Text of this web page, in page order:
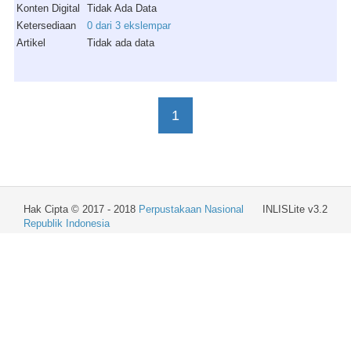
Konten Digital
Tidak Ada Data
Ketersediaan
0 dari 3 ekslempar
Artikel
Tidak ada data
1
INLISLite v3.2
Hak Cipta © 2017 - 2018 Perpustakaan Nasional
Republik Indonesia